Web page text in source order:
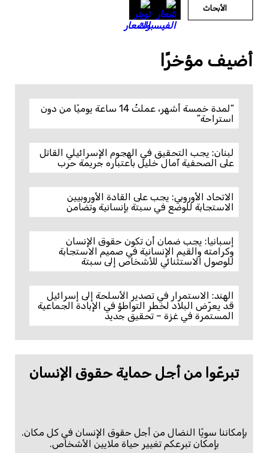
الأبحاث
أضيف مؤخرًا
“لمدة خمسة أشهر، عملتُ 14 ساعة يوميًا من دون
استراحة”
لبنان: يجب التحقيق في الهجوم الإسرائيلي القاتل
على الصحفية آمال خليل باعتباره جريمة حرب
الاتحاد الأوروبي: يجب على القادة الأوروبيين
الاستجابة للوضع في سبتة بإنسانية وتضامن
إسبانيا: يجب ضمان أن تكون حقوق الإنسان
وكرامته والقيم الإنسانية في صميم الاستجابة
للوصول الاستثنائي للأشخاص إلى سبتة
الهند: الاستمرار في تصدير الأسلحة إلى إسرائيل
قد يعرّض البلاد لخطر التواطؤ في الإبادة الجماعية
المستمرة في غزة – تحقيق جديد
تبرعّوا من أجل حماية حقوق الإنسان
بإمكاننا سويًا النضال من أجل حقوق الإنسان في كل مكان.
بإمكان تبرعكم تغيير حياة ملايين الأشخاص.